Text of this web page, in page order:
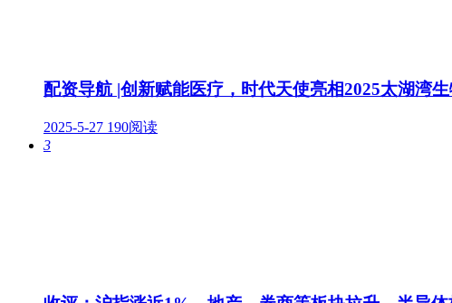
配资导航 |创新赋能医疗，时代天使亮相2025太湖湾
2025-5-27 190阅读
3